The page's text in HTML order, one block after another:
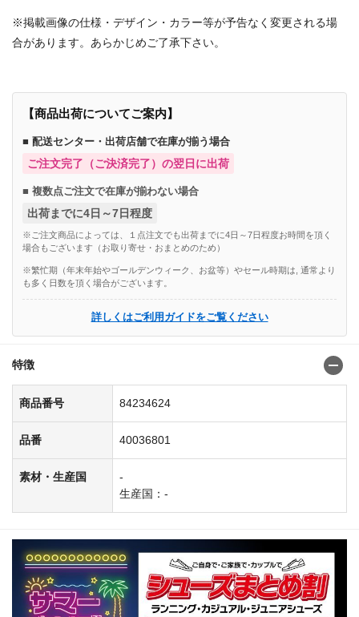
※掲載画像の仕様・デザイン・カラー等が予告なく変更される場
合があります。あらかじめご了承下さい。
【商品出荷についてご案内】
■ 配送センター・出荷店舗で在庫が揃う場合
ご注文完了（ご決済完了）の翌日に出荷
■ 複数点ご注文で在庫が揃わない場合
出荷までに4日～7日程度
※ご注文商品によっては、１点注文でも出荷までに4日～7日程度お時間を頂く
場合もございます（お取り寄せ・おまとめのため）
※繁忙期（年末年始やゴールデンウィーク、お盆等）やセール時期は, 通常より
も多く日数を頂く場合がございます。
詳しくはご利用ガイドをご覧ください
特徴
商品番号 84234624
品番 40036801
素材・生産国
-
生産国：-